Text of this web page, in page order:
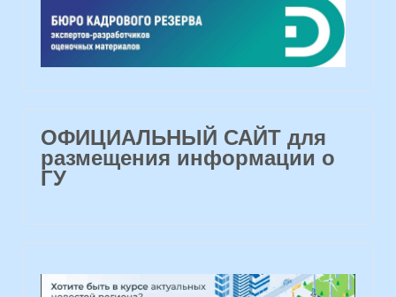
ОФИЦИАЛЬНЫЙ САЙТ для
размещения информации о
ГУ